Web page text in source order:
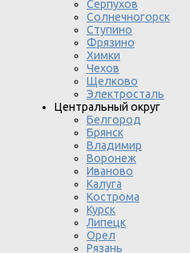
Серпухов
Солнечногорск
Ступино
Фрязино
Химки
Чехов
Щелково
Электросталь
Центральный округ
Белгород
Брянск
Владимир
Воронеж
Иваново
Калуга
Кострома
Курск
Липецк
Орел
Рязань